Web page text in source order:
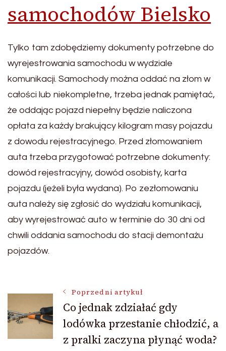
samochodów Bielsko
Tylko tam zdobędziemy dokumenty potrzebne do
wyrejestrowania samochodu w wydziale
komunikacji. Samochody można oddać na złom w
całości lub niekompletne, trzeba jednak pamiętać,
że oddając pojazd niepełny będzie naliczona
opłata za każdy brakujący kilogram masy pojazdu
z dowodu rejestracyjnego. Przed złomowaniem
auta trzeba przygotować potrzebne dokumenty:
dowód rejestracyjny, dowód osobisty, karta
pojazdu (jeżeli była wydana). Po zezłomowaniu
auta należy się zgłosić do wydziału komunikacji,
aby wyrejestrować auto w terminie do 30 dni od
chwili oddania samochodu do stacji demontażu
pojazdów.
Nawigacja
wpisu
Poprzedni artykuł
Co jednak zdziałać gdy
lodówka przestanie chłodzić, a
z pralki zaczyna płynąć woda?